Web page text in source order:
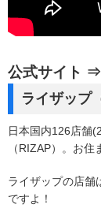
公式サイト
ライザップ
日本国内126店舗
（RIZAP）。お
ライザップの店舗
ですよ！